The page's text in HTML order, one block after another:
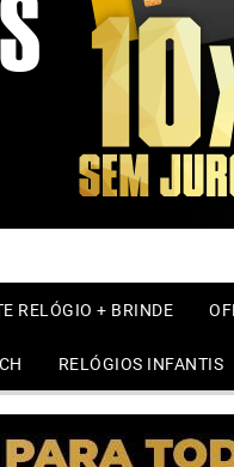
RELÓGIO + BRINDE
RELÓGIOS INFANTIS